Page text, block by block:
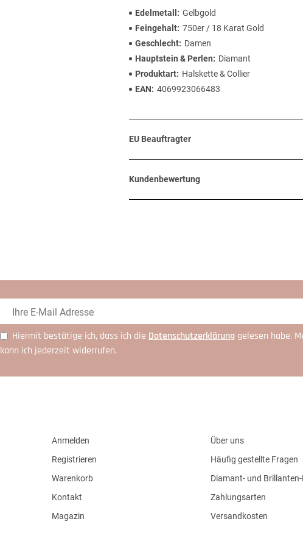
Edelmetall
Gelbgold
Feingehalt 750er / 18 Karat Gold
Geschlecht
Damen
Hauptstein & Perlen
Diamant
Produktart
Halskette & Collier
EAN
4069923066483
EU Beauftragter
Kundenbewertung
Hiermit bestätige ich, dass ich die Daten­schutz­erklärung gelesen habe.
kann ich jederzeit widerrufen.
Anmelden
Registrieren
Warenkorb
Kontakt
Magazin
Über uns
Häufig gestellte Fragen
Diamant- und
Zahlungsarten
Versandkosten